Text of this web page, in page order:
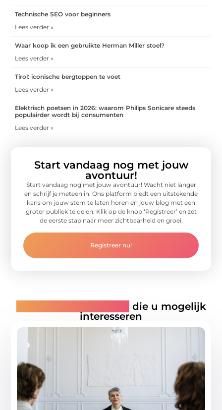
Technische SEO voor beginners
Lees verder »
Waar koop ik een gebruikte Herman Miller stoel?
Lees verder »
Tirol: iconische bergtoppen te voet
Lees verder »
Elektrisch poetsen in 2026: waarom Philips Sonicare steeds
populairder wordt bij consumenten
Lees verder »
Start vandaag nog met jouw
avontuur!
Start vandaag nog met jouw avontuur! Wacht niet langer
en schrijf je meteen in. Ons platform biedt een uitstekende
kans om jouw stem te laten horen en jouw blog met een
groter publiek te delen. Klik op de knop ‘Registreer’ en zet
de eerste stap naar meer zichtbaarheid en groei.
Registreer nu!
die u mogelijk
interesseren